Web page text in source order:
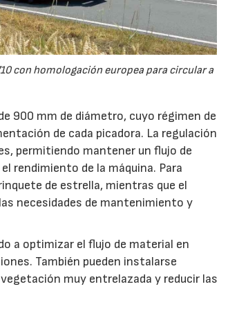
con homologación europea para circular a
900 mm de diámetro, cuyo régimen de
de cada picadora. La regulación
permitiendo mantener un flujo de
rendimiento de la máquina. Para
de estrella, mientras que el
necesidades de mantenimiento y
a optimizar el flujo de material en
También pueden instalarse
muy entrelazada y reducir las